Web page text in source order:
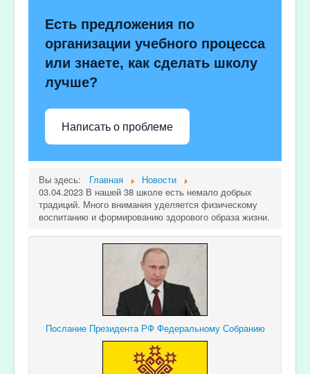
Есть предложения по
организации учебного процесса
или знаете, как сделать школу
лучше?
Написать о проблеме
Вы здесь: Главная
Новости
03.04.2023 В нашей 38 школе есть немало добрых
традиций. Много внимания уделяется физическому
воспитанию и формированию здорового образа жизни.
Послание Президента РФ Федеральному Собранию